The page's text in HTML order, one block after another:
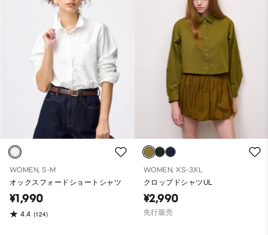
WOMEN, S-M
オックスフォードショートシャツ
¥1,990
4.4 (124)
WOMEN, XS-3XL
クロップドシャツUL
¥2,990
先行販売